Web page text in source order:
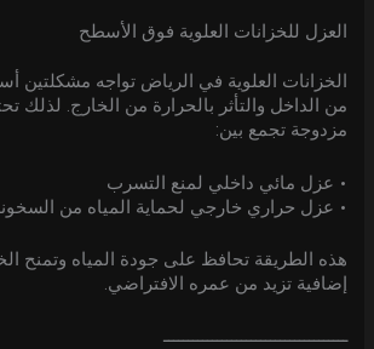
العزل للخزانات العلوية فوق الأسطح
الخزانات العلوية في الرياض تواجه مشكلتين
من الداخل والتأثر بالحرارة من الخارج. لذلك
مزدوجة تجمع بين:
• عزل مائي داخلي لمنع التسرب
• عزل حراري خارجي لحماية المياه من السخونة
هذه الطريقة تحافظ على جودة المياه وتمنح
إضافية تزيد من عمره الافتراضي.
ــــــــــــــــــــــــــــــــــــــ